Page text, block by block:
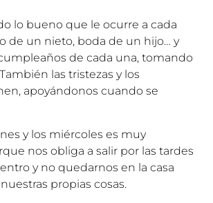
lo bueno que le ocurre a cada
de un nieto, boda de un hijo… y
de cada una, tomando
las tristezas y los
apoyándonos cuando se
y los miércoles es muy
nos obliga a salir por las tardes
y no quedarnos en la casa
propias cosas.